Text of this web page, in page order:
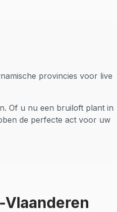
provincies voor live
. Of u nu een bruiloft plant in
de perfecte act voor uw
Vlaanderen